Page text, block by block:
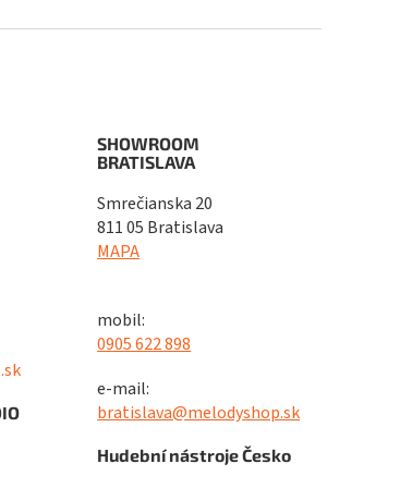
SHOWROOM
BRATISLAVA
Smrečianska 20
811 05 Bratislava
MAPA
mobil:
0905 622 898
e-mail:
bratislava@melodyshop.sk
Hudební nástroje Česko